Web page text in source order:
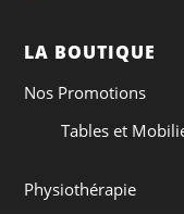
LA BOUTIQUE
Nos Promotions
Tables et
Physiothérapie